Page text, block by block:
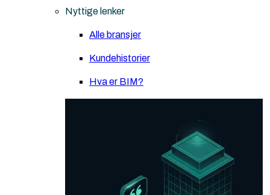
Nyttige lenker
Alle bransjer
Kundehistorier
Hva er BIM?